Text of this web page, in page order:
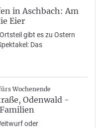
in Aschbach: Am
Eier
gibt es zu Ostern
Das
Wochenende
Odenwald -
oder